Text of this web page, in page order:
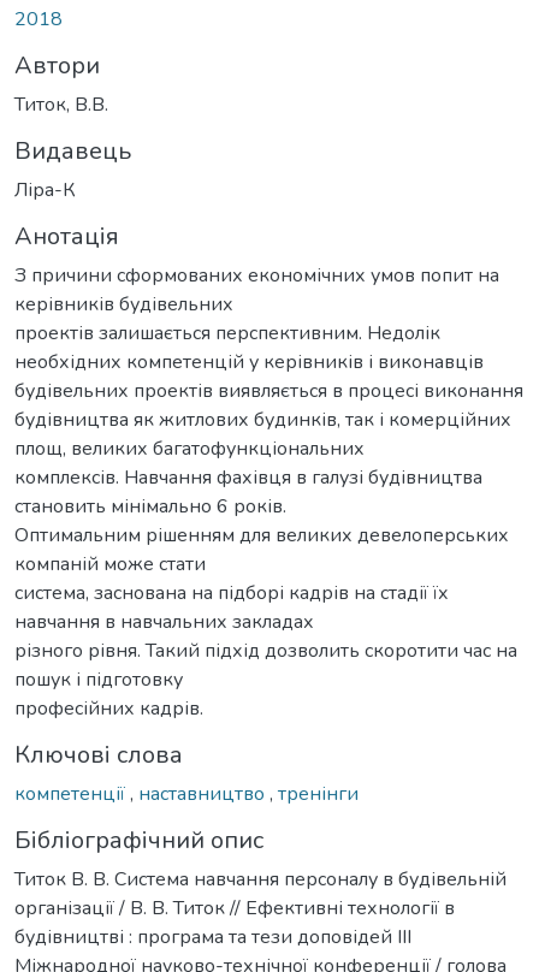
2018
Автори
Титок, В.В.
Видавець
Ліра-К
Анотація
З причини сформованих економічних умов попит на
керівників будівельних
проектів залишається перспективним. Недолік
необхідних компетенцій у керівників і виконавців
будівельних проектів виявляється в процесі виконання
будівництва як житлових будинків, так і комерційних
площ, великих багатофункціональних
комплексів. Навчання фахівця в галузі будівництва
становить мінімально 6 років.
Оптимальним рішенням для великих девелоперських
компаній може стати
система, заснована на підборі кадрів на стадії їх
навчання в навчальних закладах
різного рівня. Такий підхід дозволить скоротити час на
пошук і підготовку
професійних кадрів.
Ключові слова
компетенції, наставництво , тренінги
Бібліографічний опис
Титок В. В. Система навчання персоналу в будівельній
організації / В. В. Титок // Ефективні технології в
будівництві : програма та тези доповідей IІІ
Міжнародної науково-технічної конференції / голова